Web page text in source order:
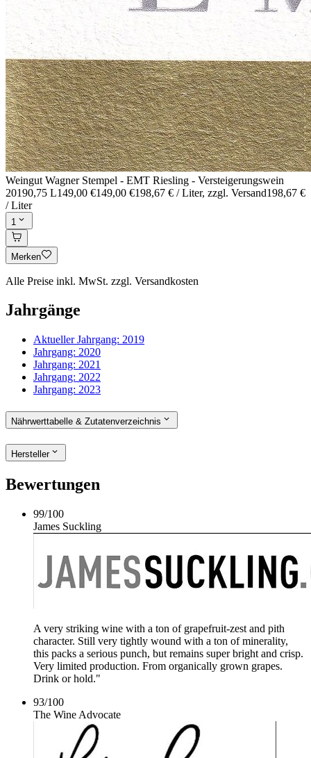
Weingut Wagner Stempel - EMT Riesling - Versteigerungswein
20190,75 L149,00 €149,00 €198,67 € / Liter, zzgl. Versand198,67 €
/ Liter
1
Merken
Alle Preise inkl. MwSt. zzgl. Versandkosten
Jahrgänge
Aktueller Jahrgang: 2019
Jahrgang: 2020
Jahrgang: 2021
Jahrgang: 2022
Jahrgang: 2023
Nährwerttabelle & Zutatenverzeichnis
Hersteller
Bewertungen
99/100
James Suckling
A very striking wine with a ton of grapefruit-zest and pith
character. Still very tightly wound with a ton of minerality,
this packs a serious punch, but remains super bright and crisp.
Very limited production. From organically grown grapes.
Drink or hold."
93/100
The Wine Advocate